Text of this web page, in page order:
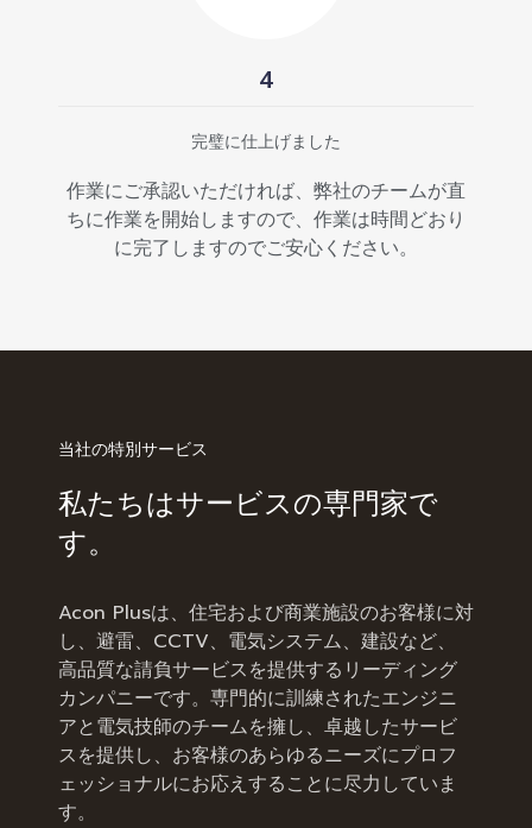
4
完璧に仕上げました
作業にご承認いただければ、弊社のチームが直
ちに作業を開始しますので、作業は時間どおり
に完了しますのでご安心ください。
当社の特別サービス
私たちはサービスの専門家で
す。
Acon Plusは、住宅および商業施設のお客様に対
し、避雷、CCTV、電気システム、建設など、
高品質な請負サービスを提供するリーディング
カンパニーです。専門的に訓練されたエンジニ
アと電気技師のチームを擁し、卓越したサービ
スを提供し、お客様のあらゆるニーズにプロフ
ェッショナルにお応えすることに尽力していま
す。